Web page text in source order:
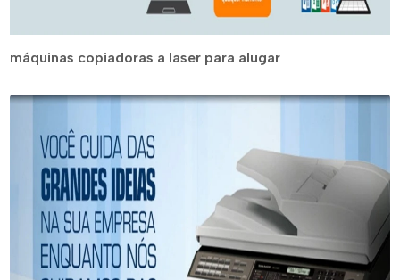
máquinas copiadoras a laser para alugar